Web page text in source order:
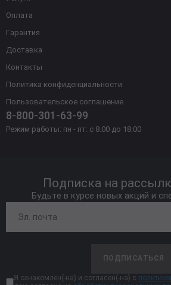
Оплата
Гарантия
Доставка
Контакты
Политика конфиденциальности
Пользовательское соглашение
8-800-301-63-99
Режим работы: пн - пт: с 8.00 до 18.00
Подписка на
Будьте в курсе новых акций и
ПОДПИСАТЬСЯ
Я ознакомлен(-на) и согласен(-на) с